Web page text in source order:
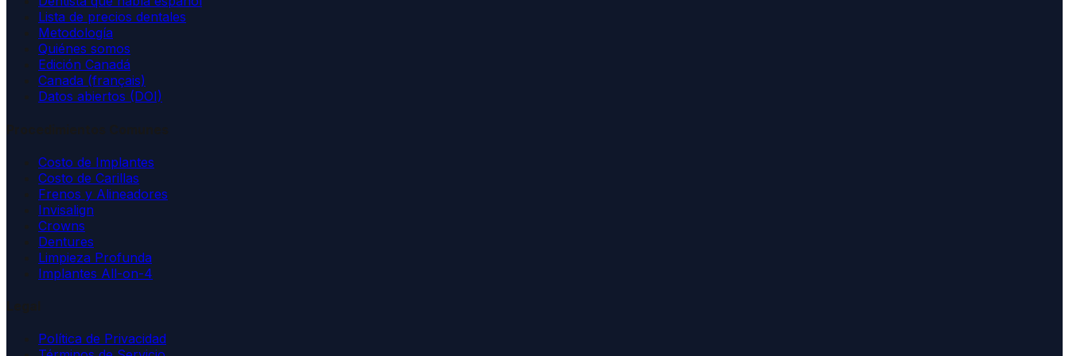
Lista de precios dentales
Metodología
Quiénes somos
Edición Canadá
Canada (français)
Datos abiertos (DOI)
Costo de Implantes
Costo de Carillas
Frenos y Alineadores
Invisalign
Crowns
Dentures
Limpieza Profunda
Implantes All-on-4
Política de Privacidad